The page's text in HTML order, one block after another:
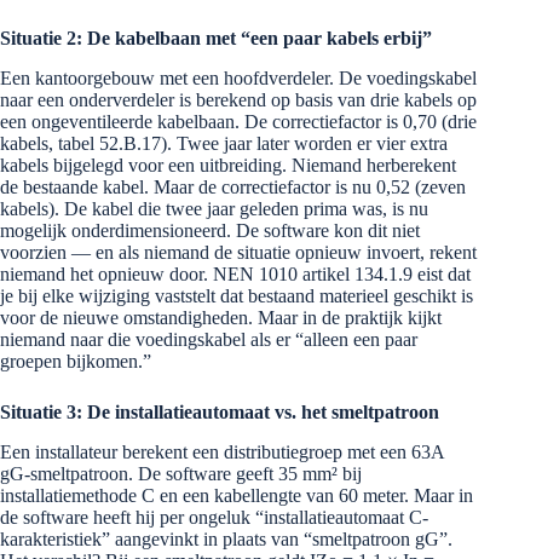
Situatie 2: De kabelbaan met “een paar kabels erbij”
Een kantoorgebouw met een hoofdverdeler. De voedingskabel
naar een onderverdeler is berekend op basis van drie kabels op
een ongeventileerde kabelbaan. De correctiefactor is 0,70 (drie
kabels, tabel 52.B.17). Twee jaar later worden er vier extra
kabels bijgelegd voor een uitbreiding. Niemand herberekent
de bestaande kabel. Maar de correctiefactor is nu 0,52 (zeven
kabels). De kabel die twee jaar geleden prima was, is nu
mogelijk onderdimensioneerd. De software kon dit niet
voorzien — en als niemand de situatie opnieuw invoert, rekent
niemand het opnieuw door. NEN 1010 artikel 134.1.9 eist dat
je bij elke wijziging vaststelt dat bestaand materieel geschikt is
voor de nieuwe omstandigheden. Maar in de praktijk kijkt
niemand naar die voedingskabel als er “alleen een paar
groepen bijkomen.”
Situatie 3: De installatieautomaat vs. het smeltpatroon
Een installateur berekent een distributiegroep met een 63A
gG-smeltpatroon. De software geeft 35 mm² bij
installatiemethode C en een kabellengte van 60 meter. Maar in
de software heeft hij per ongeluk “installatieautomaat C-
karakteristiek” aangevinkt in plaats van “smeltpatroon gG”.